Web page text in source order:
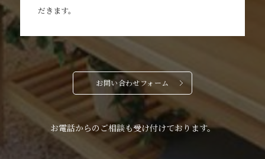
だきます。
お問い合わせフォーム
お電話からのご相談も受け付けております。